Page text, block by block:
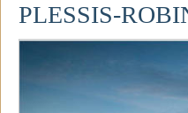
PLESSIS-